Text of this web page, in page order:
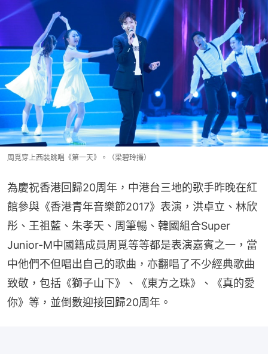
周覓穿上西裝跳唱《第一天》。（梁碧玲攝）
為慶祝香港回歸20周年，中港台三地的歌手昨晚在紅
館參與《香港青年音樂節2017》表演，洪卓立、林欣
彤、王祖藍、朱孝天、周筆暢、韓國組合Super
Junior-M中國籍成員周覓等等都是表演嘉賓之一，當
中他們𣎴但唱出自己的歌曲，亦翻唱了不少經典歌曲
致敬，包括《獅子山下》、《東方之珠》、《真的愛
你》等，並倒數迎接回歸20周年。